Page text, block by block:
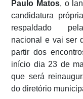
Paulo Matos, o
candidatura
respaldado
nacional e vai ser
partir dos
início dia 23 de
que será
do diretório